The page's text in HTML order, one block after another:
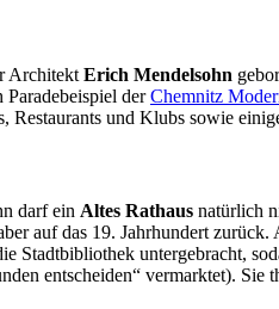
Architekt Erich Mendelsohn
Paradebeispiel derChemnitz
Restaurants und Klubs sowie
darf ein Altes Rathaus natürlich
auf das 19. Jahrhundert
Stadtbibliothek untergebracht,
entscheiden“ vermarktet).